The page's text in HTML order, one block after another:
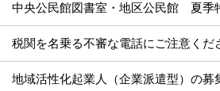
中央公民館図書室・地区公民館 夏季
税関を名乗る不審な電話にご注意くだ
地域活性化起業人（企業派遣型）の募